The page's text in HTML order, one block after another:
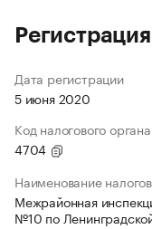
Дата регистрации
5 июня 2020
Код налогового органа
4704
Наименование
Межрайонная
№10 по